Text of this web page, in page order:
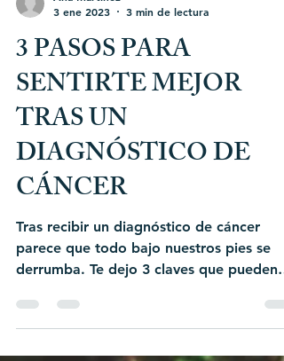
Ana Martínez
3 ene 2023
3 min de lectura
3 PASOS PARA
SENTIRTE MEJOR
TRAS UN
DIAGNÓSTICO DE
CÁNCER
Tras recibir un diagnóstico de cáncer
derrumba. Te dejo 3 claves que pueden
ayudarte a sentirte mejor.